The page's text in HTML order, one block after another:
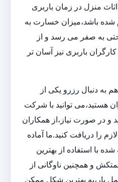
منزل در زمان باربری
شده باشد،میزان خسارت به
به صفر می رسد و از
باربری نیز آسان تر
به دنبال رزرو یکی از
هستید،می توانید با شرکت
و در صورت نیاز،از همکاران
را دریافت کنید.ما آماده
با استفاده از بهترین
و همچنین ناوگانی از
بار،به بهترین شکل ممکن